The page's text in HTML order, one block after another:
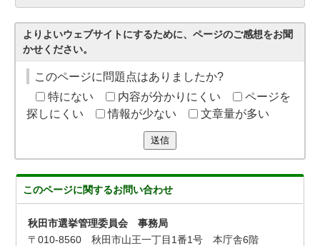
よりよいウェブサイトにするために、ページのご感想をお聞
かせください。
このページに問題点はありましたか?
特にない
内容が分かりにくい
ページを
探しにくい
情報が少ない 文章量が多い
送信
このページに関するお問い合わせ
秋田市選挙管理委員会 事務局
〒010-8560 秋田市山王一丁目1番1号 本庁舎6階